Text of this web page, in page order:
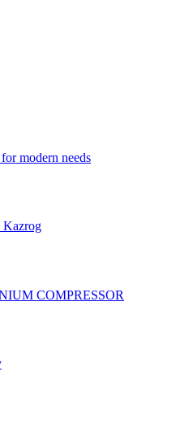
modern needs
Kazrog
GERMANIUM COMPRESSOR